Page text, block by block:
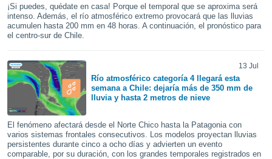
a este
las
forma
basada
permite
¡Si puedes, quédate en casa! Porque el temporal que se aproxima será
intenso. Además, el río atmosférico extremo provocará que las lluvias
acumulen hasta 200 mm en 48 horas. A continuación, el pronóstico para
el centro-sur de Chile.
13 Jul
Río atmosférico categoría 4 llegará esta
semana a Chile: dejaría más de 350 mm de
lluvia y hasta 2 metros de nieve
El fenómeno afectará desde el Norte Chico hasta la Patagonia con
varios sistemas frontales consecutivos. Los modelos proyectan lluvias
persistentes durante cinco a ocho días y advierten un evento
comparable, por su duración, con los grandes temporales registrados en